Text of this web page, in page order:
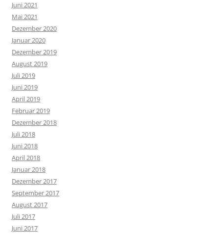
Juni 2021
Mai 2021
Dezember 2020
Januar 2020
Dezember 2019
August 2019
Juli 2019
Juni 2019
April 2019
Februar 2019
Dezember 2018
Juli 2018
Juni 2018
April 2018
Januar 2018
Dezember 2017
September 2017
August 2017
Juli 2017
Juni 2017